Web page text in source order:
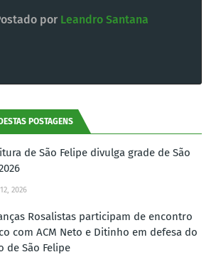
por Leandro Santana
POSTAGENS
de São Felipe divulga grade de São
2026
Rosalistas participam de encontro
com ACM Neto e Ditinho em defesa do
de São Felipe